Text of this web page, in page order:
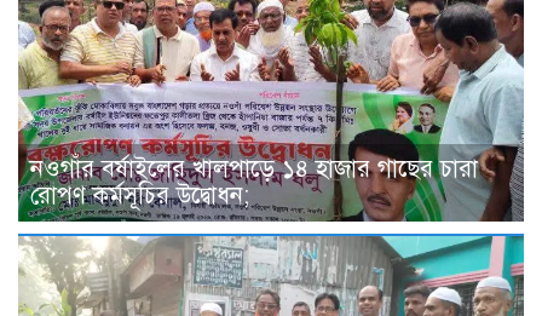
নওগাঁর বর্ষাইলের খালপাড়ে ১৪ হাজার গাছের চারা
রোপণ কর্মসূচির উদ্বোধন;